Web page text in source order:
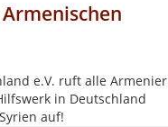
e.V. ruft alle Armenier
in Deutschland
auf!